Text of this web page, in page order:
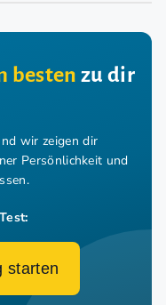
besten zu dir
wir zeigen dir
Persönlichkeit und
starten